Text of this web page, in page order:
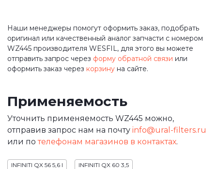
Наши менеджеры помогут оформить заказ, подобрать
оригинал или качественный аналог запчасти с номером
WZ445 производителя WESFIL, для этого вы можете
отправить запрос через форму обратной связи или
оформить заказ через корзину на сайте.
Применяемость
Уточнить применяемость WZ445 можно,
отправив запрос нам на почту info@ural-filters.ru
или потелефонам магазинов в контактах.
INFINITI QX 56 5,6 I INFINITI QX 60 3,5